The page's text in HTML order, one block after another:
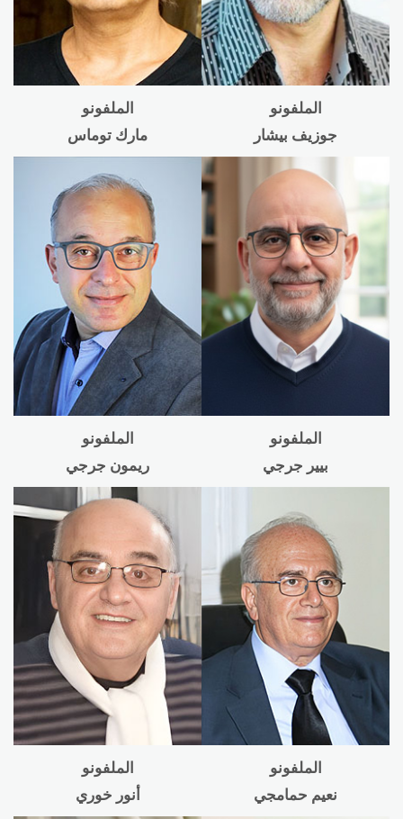
الملفونو
جوزيف بيشار
الملفونو
مارك توماس
الملفونو
بيير جرجي
الملفونو
ريمون جرجي
الملفونو
نعيم حمامجي
الملفونو
أنور خوري